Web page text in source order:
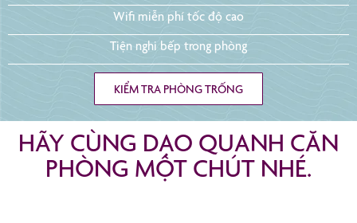
Wifi miễn phí tốc độ cao
Tiện nghi bếp trong phòng
KIỂM TRA PHÒNG TRỐNG
HÃY CÙNG DẠO QUANH CĂN
PHÒNG MỘT CHÚT NHÉ.